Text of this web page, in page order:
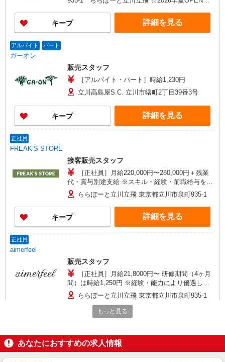
キープ 詳細を見る
アルバイト パート
ガーオン
販売スタッフ
［アルバイト・パート］時給1,230円
立川高島屋S.C. 立川市曙町2丁目39番3号
キープ 詳細を見る
正社員
FREAK’S STORE
接客販売スタッフ
［正社員］月給220,000円〜280,000円＋残業
代・賞与別途支給 ※スキル・経験・前職給与を考
慮し決定いたします ※賞与年2回 ※社員割引制度
あり！
ららぽーと立川立飛 東京都立川市泉町935-1
キープ 詳細を見る
正社員
aimerfeel
販売スタッフ
［正社員］月給21,8000円〜 研修期間（4ヶ月
間）は時給1,250円 ※経験・能力により優遇しま
す。ららぽーと立川立飛 東京都立川市泉町935-1
アルバイト パート
LAKOLE
もっと見る
あなたにおすすめの求人情報